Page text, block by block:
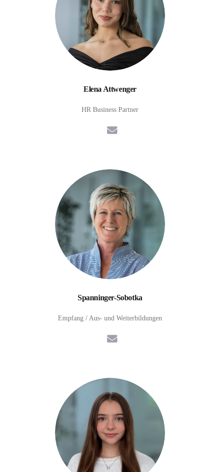
Elena Attwenger
HR Business Partner
E-Mail
Spanninger-Sobotka
Empfang / Aus- und Weiterbildungen
E-Mail